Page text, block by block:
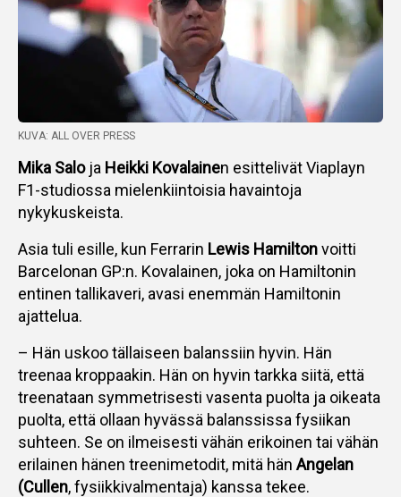
KUVA: ALL OVER PRESS
Mika Saloja Heikki Kovalainen esittelivät Viaplayn
F1-studiossa mielenkiintoisia havaintoja
nykykuskeista.
Asia tuli esille, kun Ferrarin Lewis Hamiltonvoitti
Barcelonan GP:n. Kovalainen, joka on Hamiltonin
entinen tallikaveri, avasi enemmän Hamiltonin
ajattelua.
– Hän uskoo tällaiseen balanssiin hyvin. Hän
treenaa kroppaakin. Hän on hyvin tarkka siitä, että
treenataan symmetrisesti vasenta puolta ja oikeata
puolta, että ollaan hyvässä balanssissa fysiikan
suhteen. Se on ilmeisesti vähän erikoinen tai vähän
erilainen hänen treenimetodit, mitä hän Angelan
(Cullen, fysiikkivalmentaja) kanssa tekee.